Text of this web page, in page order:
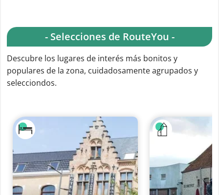
- Selecciones de RouteYou -
Descubre los lugares de interés más bonitos y
populares de la zona, cuidadosamente agrupados y
selecciondos.